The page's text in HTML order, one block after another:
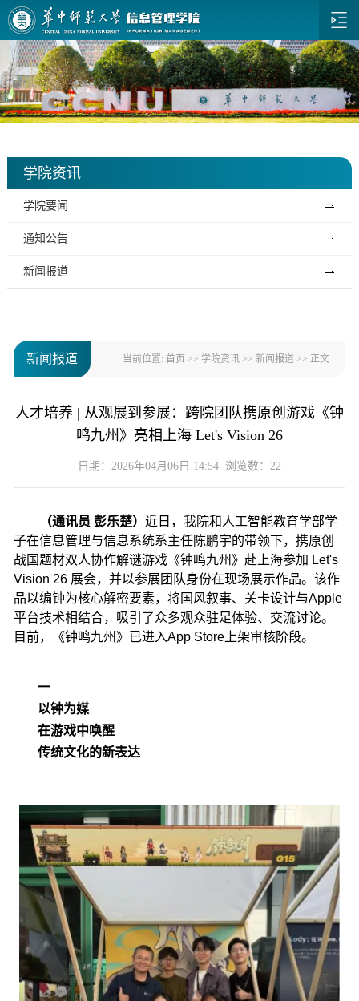
学院资讯
学院要闻
通知公告
新闻报道
新闻报道 当前位置:首页 >> 学院资讯 >>新闻报道 >> 正文
人才培养 | 从观展到参展：跨院团队携原创游戏《钟
鸣九州》亮相上海 Let's Vision 26
日期：2026年04月06日 14:54 浏览数： 22
（通讯员 彭乐楚） 近日，我院和人工智能教育学部学
子在信息管理与信息系统系主任陈鹏宇的带领下，携原创
战国题材双人协作解谜游戏《钟鸣九州》赴上海参加 Let's
Vision 26 展会，并以参展团队身份在现场展示作品。该作
品以编钟为核心解密要素，将国风叙事、关卡设计与Apple
平台技术相结合，吸引了众多观众驻足体验、交流讨论。
目前，《钟鸣九州》已进入App Store上架审核阶段。
一
以钟为媒
在游戏中唤醒
传统文化的新表达